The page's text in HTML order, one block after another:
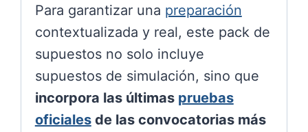
Para garantizar una preparación
contextualizada y real, este pack de
supuestos no solo incluye
supuestos de simulación, sino que
incorpora las últimas pruebas
oficialesde las convocatorias más